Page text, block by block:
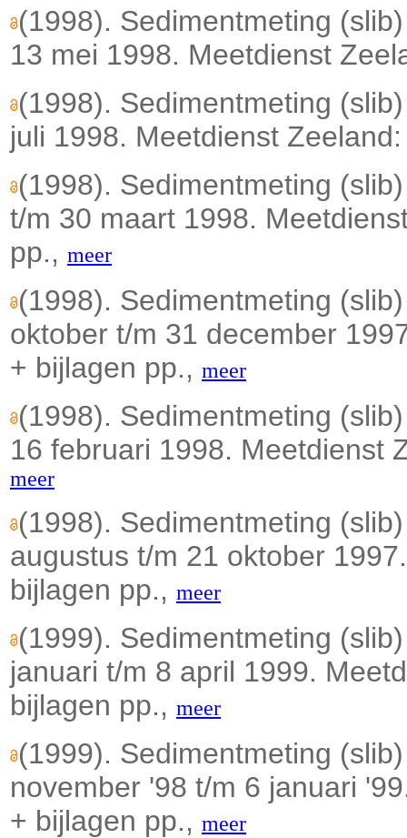
(1998). Sedimentmeting
13 mei 1998. Meetdienst
(1998). Sedimentmeting
juli 1998. Meetdienst
(1998). Sedimentmeting
t/m 30 maart 1998.
pp., meer
(1998). Sedimentmeting
oktober t/m 31 december
+ bijlagen pp., meer
(1998). Sedimentmeting
16 februari 1998. Meetdienst
meer
(1998). Sedimentmeting
augustus t/m 21 oktober
bijlagen pp., meer
(1999). Sedimentmeting
januari t/m 8 april 1999.
bijlagen pp., meer
(1999). Sedimentmeting
november '98 t/m 6 januari
+ bijlagen pp., meer